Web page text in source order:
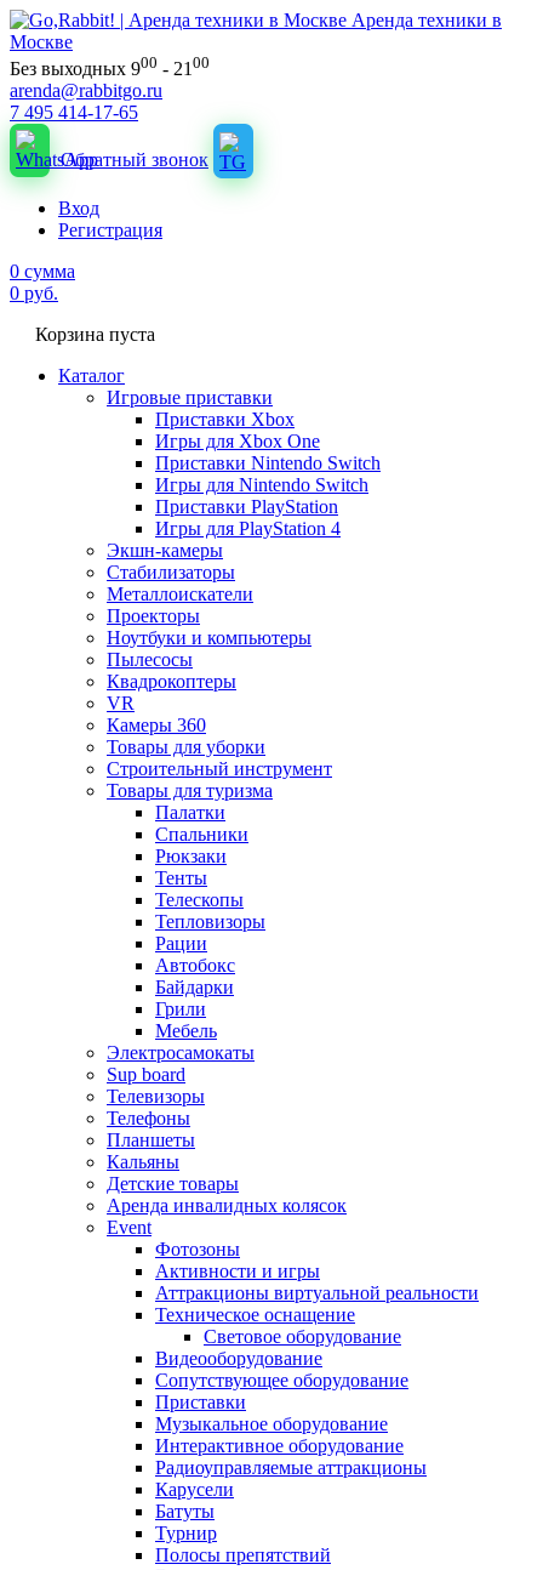
Аренда техники в
Москве
Без выходных 900 - 21 00
arenda@rabbitgo.ru
7 495 414-17-65
Обратный звонок
Вход
Регистрация
0 сумма
0 руб.
Корзина пуста
Каталог
Игровые приставки
Приставки Xbox
Игры для Xbox One
Приставки Nintendo Switch
Игры для Nintendo Switch
Приставки PlayStation
Игры для PlayStation 4
Экшн-камеры
Стабилизаторы
Металлоискатели
Проекторы
Ноутбуки и компьютеры
Пылесосы
Квадрокоптеры
VR
Камеры 360
Товары для уборки
Строительный инструмент
Товары для туризма
Палатки
Спальники
Рюкзаки
Тенты
Телескопы
Тепловизоры
Рации
Автобокс
Байдарки
Грили
Мебель
Электросамокаты
Sup board
Телевизоры
Телефоны
Планшеты
Кальяны
Детские товары
Аренда инвалидных колясок
Event
Фотозоны
Активности и игры
Аттракционы виртуальной реальности
Техническое оснащение
Световое оборудование
Видеооборудование
Сопутствующее оборудование
Приставки
Музыкальное оборудование
Интерактивное оборудование
Радиоуправляемые аттракционы
Карусели
Батуты
Турнир
Полосы препятствий